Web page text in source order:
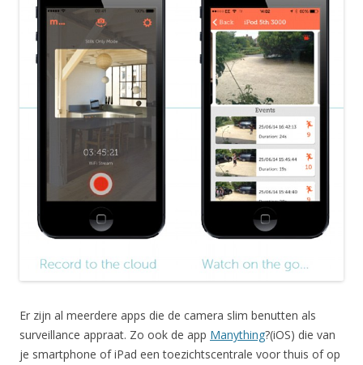
Er zijn al meerdere apps die de camera slim benutten als
surveillance appraat. Zo ook de app Manything?(iOS) die van
je smartphone of iPad een toezichtscentrale voor thuis of op